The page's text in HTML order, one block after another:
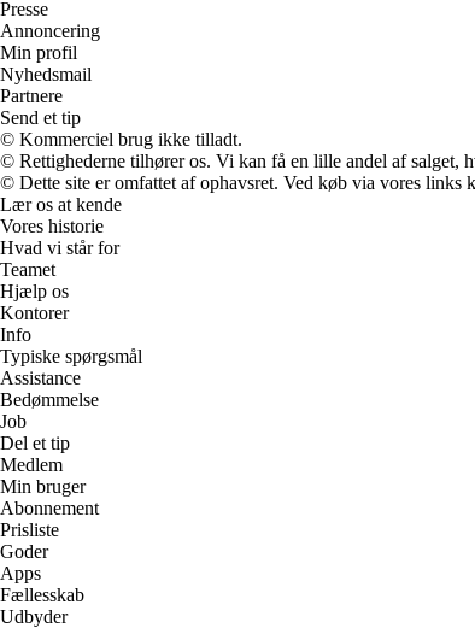
Presse
Annoncering
Min profil
Nyhedsmail
Partnere
Send et tip
© Kommerciel brug ikke tilladt.
© Rettighederne tilhører os. Vi kan få en lille andel af salget,
© Dette site er omfattet af ophavsret. Ved køb via vores
Lær os at kende
Vores historie
Hvad vi står for
Teamet
Hjælp os
Kontorer
Info
Typiske spørgsmål
Assistance
Bedømmelse
Job
Del et tip
Medlem
Min bruger
Abonnement
Prisliste
Goder
Apps
Fællesskab
Udbyder